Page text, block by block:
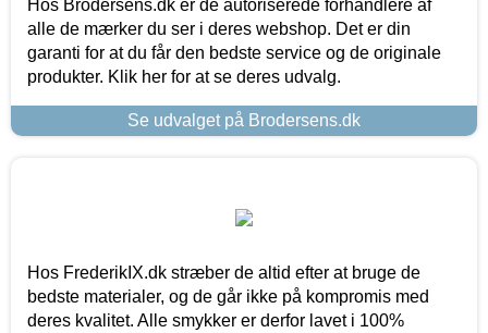
Hos Brodersens.dk er de autoriserede forhandlere af
alle de mærker du ser i deres webshop. Det er din
garanti for at du får den bedste service og de originale
produkter. Klik her for at se deres udvalg.
Se udvalget på Brodersens.dk
Hos FrederikIX.dk stræber de altid efter at bruge de
bedste materialer, og de går ikke på kompromis med
deres kvalitet. Alle smykker er derfor lavet i 100%